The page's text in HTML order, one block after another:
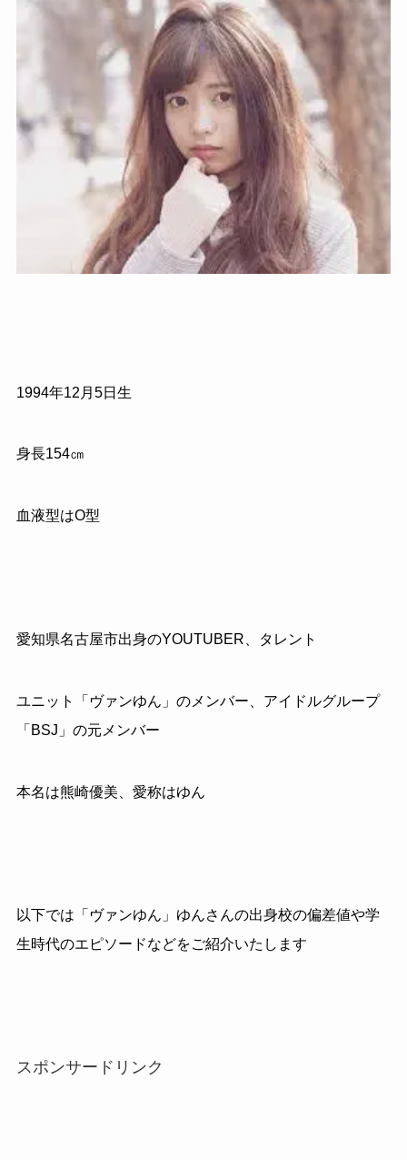
1994年12月5日生
身長154㎝
血液型はO型
愛知県名古屋市出身のYOUTUBER、タレント
ユニット「ヴァンゆん」のメンバー、アイドルグループ
「BSJ」の元メンバー
本名は熊崎優美、愛称はゆん
以下では「ヴァンゆん」ゆんさんの出身校の偏差値や学
生時代のエピソードなどをご紹介いたします
スポンサードリンク